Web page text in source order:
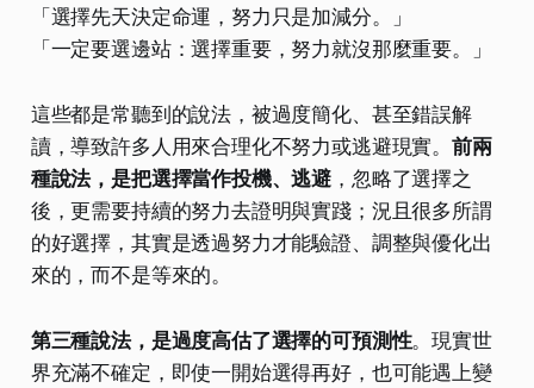
「選擇先天決定命運，努力只是加減分。」
「一定要選邊站：選擇重要，努力就沒那麼重要。」
這些都是常聽到的說法，被過度簡化、甚至錯誤解
讀，導致許多人用來合理化不努力或逃避現實。前兩
種說法，是把選擇當作投機、逃避 ，忽略了選擇之
後，更需要持續的努力去證明與實踐；況且很多所謂
的好選擇，其實是透過努力才能驗證、調整與優化出
來的，而不是等來的。
第三種說法，是過度高估了選擇的可預測性。現實世
界充滿不確定，即使一開始選得再好，也可能遇上變